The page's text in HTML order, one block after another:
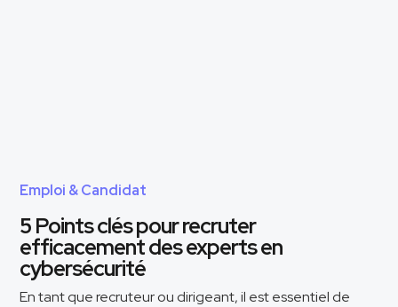
Emploi & Candidat
5 Points clés pour recruter
efficacement des experts en
cybersécurité
En tant que recruteur ou dirigeant, il est essentiel de